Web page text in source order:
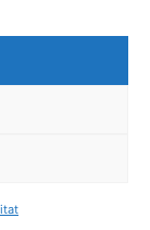
dades